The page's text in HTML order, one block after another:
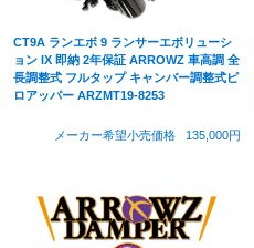
CT9A ランエボ 9 ランサーエボリューシ
ョン IX 即納 2年保証 ARROWZ 車高調 全
長調整式 フルタップ キャンバー調整式ピ
ロアッパー ARZMT19-8253
メーカー希望小売価格 135,000円